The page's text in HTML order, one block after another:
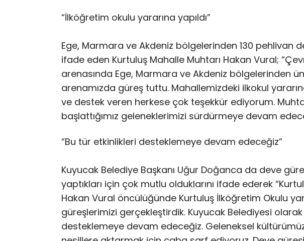
“İlköğretim okulu yararına yapıldı”
Ege, Marmara ve Akdeniz bölgelerinden 130 pehlivan
ifade eden Kurtuluş Mahalle Muhtarı Hakan Vural;
arenasında Ege, Marmara ve Akdeniz bölgelerinden
arenamızda güreş tuttu. Mahallemizdeki ilkokul
ve destek veren herkese çok teşekkür ediyorum.
başlattığımız geleneklerimizi sürdürmeye devam
“Bu tür etkinlikleri desteklemeye devam edeceğiz”
Kuyucak Belediye Başkanı Uğur Doğanca da deve
yaptıkları için çok mutlu olduklarını ifade ederek
Hakan Vural öncülüğünde Kurtuluş İlköğretim Okulu
güreşlerimizi gerçekleştirdik. Kuyucak Belediyesi
desteklemeye devam edeceğiz. Geleneksel